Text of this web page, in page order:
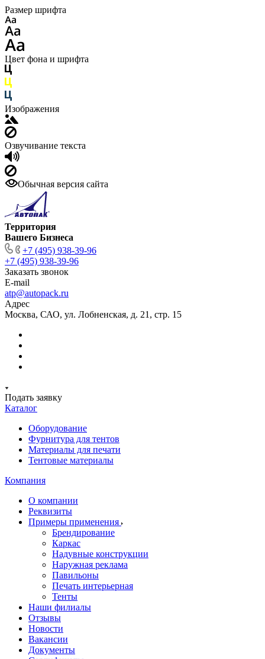
Размер шрифта
Цвет фона и шрифта
Изображения
Озвучивание текста
Обычная версия сайта
Территория
Вашего Бизнеса
+7 (495) 938-39-96
+7 (495) 938-39-96
Заказать звонок
E-mail
atp@autopack.ru
Адрес
Москва, САО, ул. Лобненская, д. 21, стр. 15
Подать заявку
Каталог
Оборудование
Фурнитура для тентов
Материалы для печати
Тентовые материалы
Компания
О компании
Реквизиты
Примеры применения
Брендирование
Каркас
Надувные конструкции
Наружная реклама
Павильоны
Печать интерьерная
Тенты
Наши филиалы
Отзывы
Новости
Вакансии
Документы